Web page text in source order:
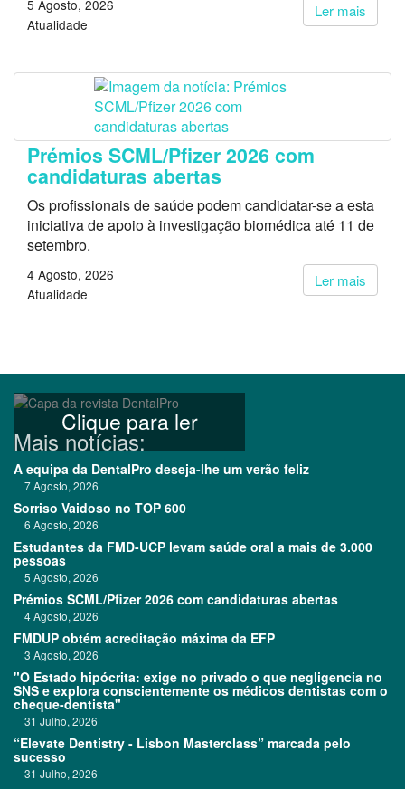
Ler mais
5 Agosto, 2026
Atualidade
Prémios SCML/Pfizer 2026 com
candidaturas abertas
Os profissionais de saúde podem candidatar-se a esta
iniciativa de apoio à investigação biomédica até 11 de
setembro.
Ler mais
4 Agosto, 2026
Atualidade
Clique para ler
Mais notícias:
A equipa da DentalPro deseja-lhe um verão feliz
7 Agosto, 2026
Sorriso Vaidoso no TOP 600
6 Agosto, 2026
Estudantes da FMD-UCP levam saúde oral a mais de 3.000
pessoas
5 Agosto, 2026
Prémios SCML/Pfizer 2026 com candidaturas abertas
4 Agosto, 2026
FMDUP obtém acreditação máxima da EFP
3 Agosto, 2026
"O Estado hipócrita: exige no privado o que negligencia no
SNS e explora conscientemente os médicos dentistas com o
cheque-dentista"
31 Julho, 2026
“Elevate Dentistry - Lisbon Masterclass” marcada pelo
sucesso
31 Julho, 2026